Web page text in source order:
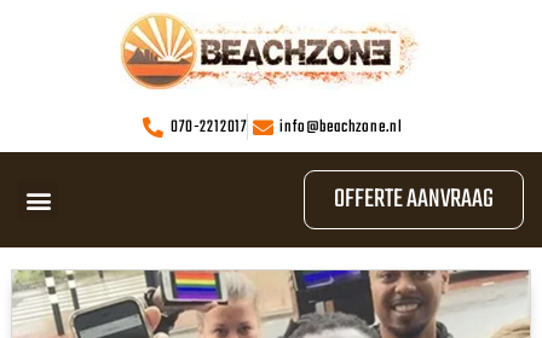
070-2212017 info@beachzone.nl
OFFERTE AANVRAAG